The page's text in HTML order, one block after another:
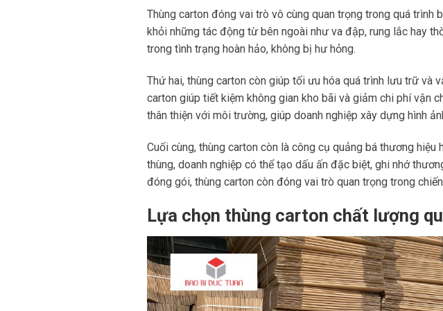
Thùng carton đóng vai trò vô cùng quan trọng trong quá trình
khỏi những tác động từ bên ngoài như va đập, rung lắc hay
trong tình trạng hoàn hảo, không bị hư hỏng.
Thứ hai, thùng carton còn giúp tối ưu hóa quá trình lưu trữ và
carton giúp tiết kiệm không gian kho bãi và giảm chi phí vận
thân thiện với môi trường, giúp doanh nghiệp xây dựng hình
Cuối cùng, thùng carton còn là công cụ quảng bá thương
thùng, doanh nghiệp có thể tạo dấu ấn đặc biệt, ghi nhớ
đóng gói, thùng carton còn đóng vai trò quan trọng trong
Lựa chọn thùng carton chất lượng